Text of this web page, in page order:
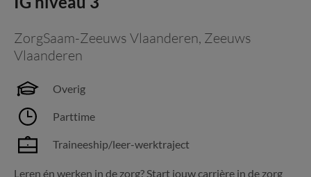
ZorgSaam-Zeeuws Vlaanderen, Zeeuws
Vlaanderen
Overig
Parttime
Traineeship/leer-werktraject
Leren én werken in de zorg? Start jouw carrière in de zorg